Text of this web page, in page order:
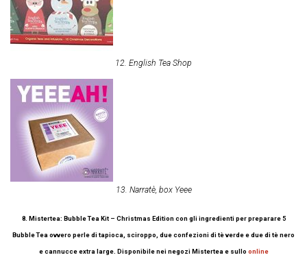
12. English Tea Shop
13. Narratè, box Yeee
8. Mistertea: BubbleTea Kit – Christmas Edition con gli ingredienti per preparare 5
Bubble Tea ovvero perle di tapioca, sciroppo, due confezioni di tè verde e due di tè nero
e cannucce extra large. Disponibile nei negozi Mistertea e sullo online